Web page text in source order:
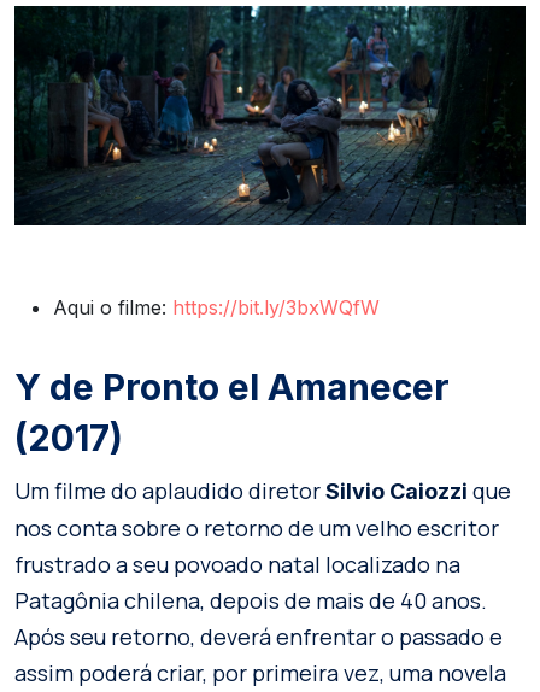
Aqui o filme: https://bit.ly/3bxWQfW
Y de Pronto el Amanecer
(2017)
Um filme do aplaudido diretorSilvio Caiozzi que
nos conta sobre o retorno de um velho escritor
frustrado a seu povoado natal localizado na
Patagônia chilena, depois de mais de 40 anos.
Após seu retorno, deverá enfrentar o passado e
assim poderá criar, por primeira vez, uma novela